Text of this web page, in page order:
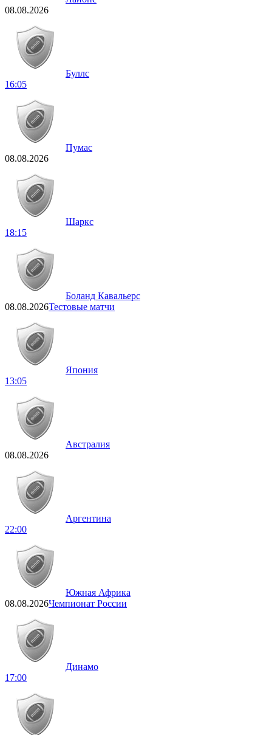
08.08.2026
Буллс
16:05
Пумас
08.08.2026
Шаркс
18:15
Боланд Кавальерс
08.08.2026Тестовые матчи
Япония
13:05
Австралия
08.08.2026
Аргентина
22:00
Южная Африка
08.08.2026Чемпионат России
Динамо
17:00